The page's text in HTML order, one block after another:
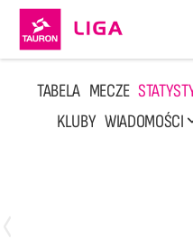
TABELA MECZE
KLUBY WIADOMOŚCI